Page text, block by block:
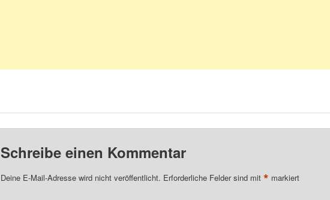
Schreibe einen Kommentar
Deine E-Mail-Adresse wird nicht veröffentlicht. Erforderliche Felder sind mit* markiert